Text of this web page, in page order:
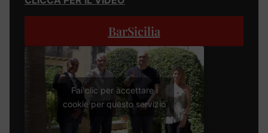
BarSicilia
Fai clic per accettare i
cookie per questo servizio